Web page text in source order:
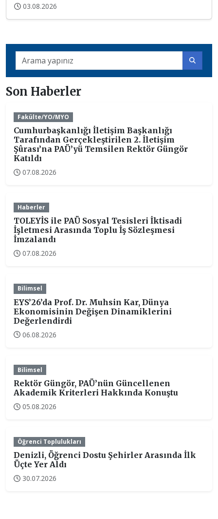
03.08.2026
Son Haberler
Fakülte/YO/MYO
Cumhurbaşkanlığı İletişim Başkanlığı
Tarafından Gerçekleştirilen 2. İletişim
Şûrası’na PAÜ’yü Temsilen Rektör Güngör
Katıldı
07.08.2026
Haberler
TOLEYİS ile PAÜ Sosyal Tesisleri İktisadi
İşletmesi Arasında Toplu İş Sözleşmesi
İmzalandı
07.08.2026
Bilimsel
EYS’26’da Prof. Dr. Muhsin Kar, Dünya
Ekonomisinin Değişen Dinamiklerini
Değerlendirdi
06.08.2026
Bilimsel
Rektör Güngör, PAÜ’nün Güncellenen
Akademik Kriterleri Hakkında Konuştu
05.08.2026
Öğrenci Toplulukları
Denizli, Öğrenci Dostu Şehirler Arasında İlk
Üçte Yer Aldı
30.07.2026